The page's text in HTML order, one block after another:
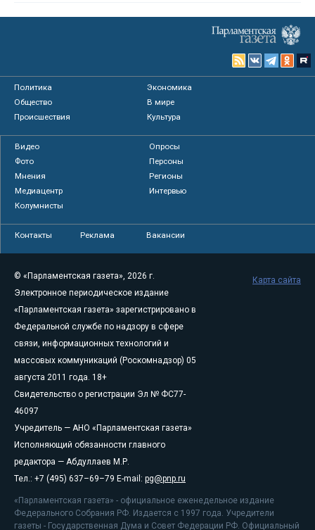
Политика
Экономика
Общество
В мире
Происшествия
Культура
Видео
Опросы
Фото
Персоны
Мнения
Регионы
Медиацентр
Интервью
Колумнисты
Контакты Реклама Вакансии
© «Парламентская газета», 2026 г.
Электронное периодическое издание
«Парламентская газета» зарегистрировано в
Федеральной службе по надзору в сфере
связи, информационных технологий и
массовых коммуникаций (Роскомнадзор) 05
августа 2011 года. 18+
Свидетельство о регистрации Эл № ФС77-
46097
Учредитель — АНО «Парламентская газета»
Исполняющий обязанности главного
редактора — Абдуллаев М.Р.
Тел.: +7 (495) 637–69–79 E-mail: pg@pnp.ru
«Парламентская газета» - официальное еженедельное издание
Федерального Собрания РФ. Издается с 1997 года. Учредители
газеты - Государственная Дума и Совет Федерации РФ. Официальный
Карта сайта